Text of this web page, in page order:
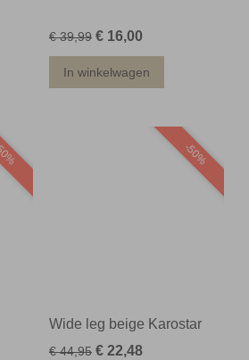
€ 39,99 € 16,00
In winkelwagen
-50%
Wide leg beige Karostar
€ 44,95 € 22,48